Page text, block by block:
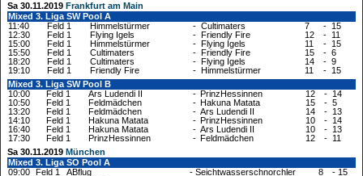
Sa 30.11.2019 Frankfurt am Main
Mixed 3. Liga SW Pool A
11:40
Feld 1 Himmelstürmer - Cultimaters 7 - 15
12:30
Feld 1 Flying Igels - Friendly Fire 12 - 11
15:00
Feld 1 Himmelstürmer - Flying Igels 11 - 15
15:50
Feld 1 Cultimaters - Friendly Fire 15 - 6
18:20
Feld 1 Cultimaters - Flying Igels 14 - 9
19:10
Feld 1 Friendly Fire - Himmelstürmer 11 - 15
Mixed 3. Liga SW Pool B
10:00
Feld 1 Ars Ludendi II - PrinzHessinnen 12 - 14
10:50
Feld 1 Feldmädchen - Hakuna Matata 15 - 5
13:20
Feld 1 Feldmädchen - Ars Ludendi II 14 - 13
14:10
Feld 1 Hakuna Matata - PrinzHessinnen 10 - 14
16:40
Feld 1 Hakuna Matata - Ars Ludendi II 10 - 13
17:30
Feld 1 PrinzHessinnen - Feldmädchen 12 - 11
Sa 30.11.2019 München
Mixed 3. Liga SO Pool A
09:00 Feld 1 ABflug - Seichtwasserschnorchler 8 - 15